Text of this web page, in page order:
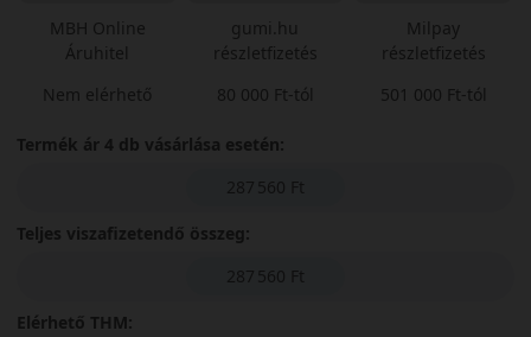
MBH Online
Áruhitel
Nem elérhető
gumi.hu
részletfizetés
80 000 Ft-tól
Milpay
részletfizetés
501 000 Ft-tól
Termék ár 4 db vásárlása esetén:
287 560 Ft
Teljes viszafizetendő összeg:
287 560 Ft
Elérhető THM: